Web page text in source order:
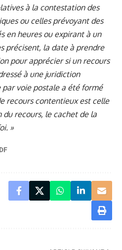
à la contestation des
ou celles prévoyant des
en heures ou expirant à un
précisent, la date à prendre
pour apprécier si un recours
à une juridiction
voie postale a été formé
recours contentieux est celle
du recours, le cachet de la
»